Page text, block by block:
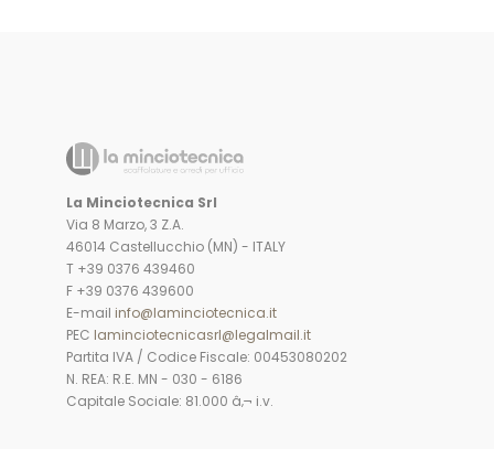
La Minciotecnica Srl
Via 8 Marzo, 3 Z.A.
46014 Castellucchio (MN) - ITALY
T +39 0376 439460
F +39 0376 439600
E-mail info@laminciotecnica.it
PEC laminciotecnicasrl@legalmail.it
Partita IVA / Codice Fiscale: 00453080202
N. REA: R.E. MN - 030 - 6186
Capitale Sociale: 81.000 â‚¬ i.v.